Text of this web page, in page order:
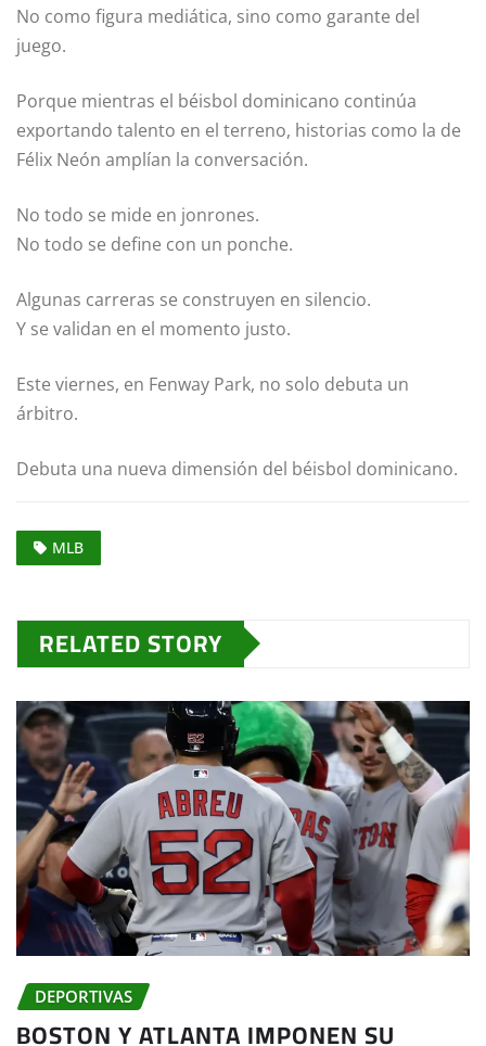
No como figura mediática, sino como garante del
juego.
Porque mientras el béisbol dominicano continúa
exportando talento en el terreno, historias como la de
Félix Neón amplían la conversación.
No todo se mide en jonrones.
No todo se define con un ponche.
Algunas carreras se construyen en silencio.
Y se validan en el momento justo.
Este viernes, en Fenway Park, no solo debuta un
árbitro.
Debuta una nueva dimensión del béisbol dominicano.
MLB
RELATED STORY
DEPORTIVAS
BOSTON Y ATLANTA IMPONEN SU